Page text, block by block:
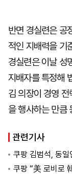
반면 경실련은 공
적인 지배력을 기
경실련은 이날 성
지배자를 특정해
김 의장이 경영
을 행사하는 만큼
관련기사
쿠팡 김범석, 동
쿠팡 “美 로비로